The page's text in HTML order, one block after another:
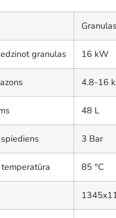
Granulas
granulas 16 kW
4.8-16
48 L
3 Bar
85 °C